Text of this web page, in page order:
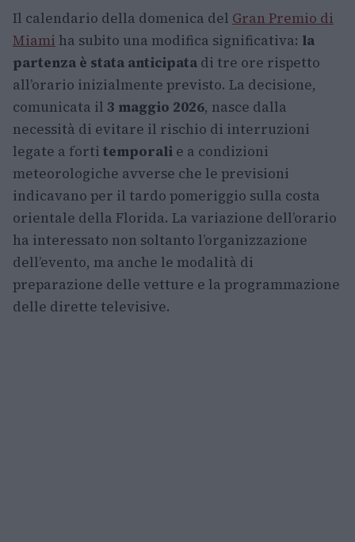
Il calendario della domenica del Gran Premio di
Miami ha subito una modifica significativa: la
partenza è stata anticipata di tre ore rispetto
all’orario inizialmente previsto. La decisione,
comunicata il 3 maggio 2026, nasce dalla
necessità di evitare il rischio di interruzioni
legate a forti temporali e a condizioni
meteorologiche avverse che le previsioni
indicavano per il tardo pomeriggio sulla costa
orientale della Florida. La variazione dell’orario
ha interessato non soltanto l’organizzazione
dell’evento, ma anche le modalità di
preparazione delle vetture e la programmazione
delle dirette televisive.